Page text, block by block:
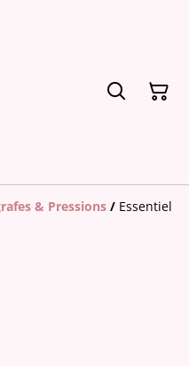
& Pressions / Essentiel